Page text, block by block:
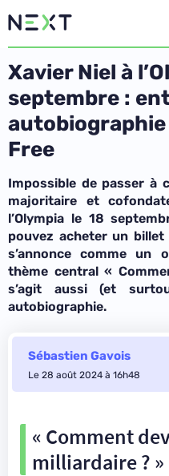
Xavier Niel à
septembre :
Free
Impossible de passer à
majoritaire et
l’Olympia le 18
pouvez acheter un billet
s’annonce comme un
thème central «
s’agit aussi (et
autobiographie.
Sébastien Gavois
Le 28 août 2024 à 16h48
« Comment
milliardaire ? »